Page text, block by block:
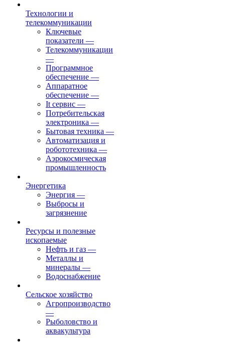
Технологии и
телекоммуникации
Ключевые
показатели —
Телекоммуникации
—
Программное
обеспечение —
Аппаратное
обеспечение —
It сервис —
Потребительская
электроника —
Бытовая техника —
Автоматизация и
робототехника —
Аэрокосмическая
промышленность
Энергетика
Энергия —
Выбросы и
загрязнение
Ресурсы и полезные
ископаемые
Нефть и газ —
Металлы и
минералы —
Водоснабжение
Сельское хозяйство
Агропроизводство
—
Рыболовство и
аквакультура